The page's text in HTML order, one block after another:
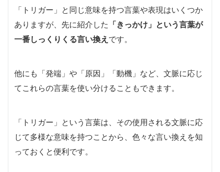
「トリガー」と同じ意味を持つ言葉や表現はいくつか
ありますが、先に紹介した 「きっかけ」という言葉が
一番しっくりくる言い換え です。
他にも「発端」や「原因」「動機」など、文脈に応じ
てこれらの言葉を使い分けることもできます。
「トリガー」という言葉は、その使用される文脈に応
じて多様な意味を持つことから、色々な言い換えを知
っておくと便利です。